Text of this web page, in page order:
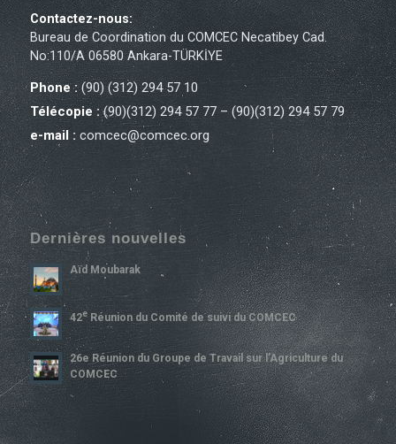
Contactez-nous:
Bureau de Coordination du COMCEC Necatibey Cad.
No:110/A 06580 Ankara-TÜRKİYE
Phone :(90) (312) 294 57 10
Télécopie :(90)(312) 294 57 77 – (90)(312) 294 57 79
e-mail : comcec@comcec.org
Dernières nouvelles
Aïd Moubarak
42ERéunion du Comité de suivi du COMCEC
26e Réunion du Groupe de Travail sur l’Agriculture du
COMCEC